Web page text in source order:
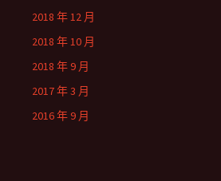
2018 年 12 月
2018 年 10 月
2018 年 9 月
2017 年 3 月
2016 年 9 月